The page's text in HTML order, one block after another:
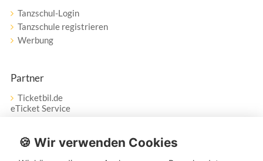
Tanzschul-Login
Tanzschule registrieren
Werbung
Partner
Ticketbil.de
eTicket Service
Vertrag widerrufen
🍪 Wir verwenden Cookies